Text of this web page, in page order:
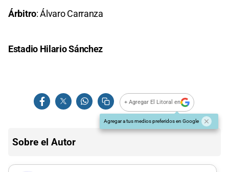
Árbitro: Álvaro Carranza
Estadio Hilario Sánchez
+ Agregar El Litoral en
Agregar a tus medios preferidos en Google
Sobre el Autor